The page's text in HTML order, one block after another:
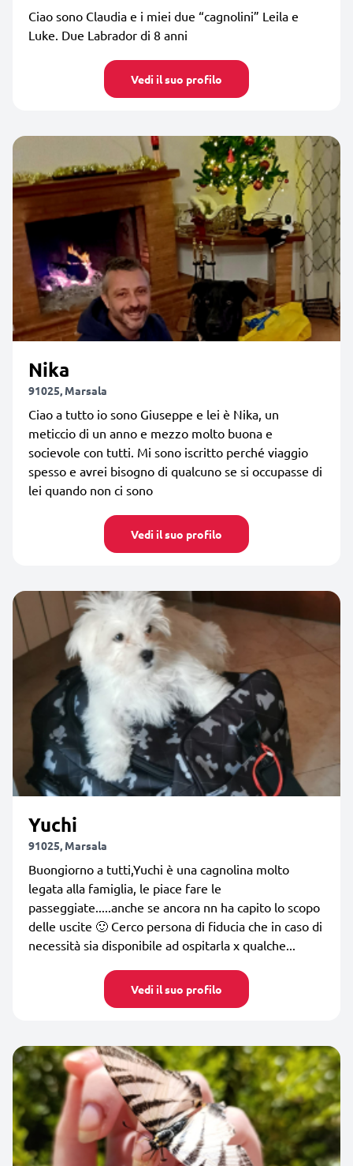
Ciao sono Claudia e i miei due “cagnolini” Leila e
Luke. Due Labrador di 8 anni
Vedi il suo profilo
Nika
91025, Marsala
Ciao a tutto io sono Giuseppe e lei è Nika, un
meticcio di un anno e mezzo molto buona e
socievole con tutti. Mi sono iscritto perché viaggio
spesso e avrei bisogno di qualcuno se si occupasse di
lei quando non ci sono
Vedi il suo profilo
Yuchi
91025, Marsala
Buongiorno a tutti,Yuchi è una cagnolina molto
legata alla famiglia, le piace fare le
passeggiate.....anche se ancora nn ha capito lo scopo
delle uscite 🙂 Cerco persona di fiducia che in caso di
necessità sia disponibile ad ospitarla x qualche...
Vedi il suo profilo